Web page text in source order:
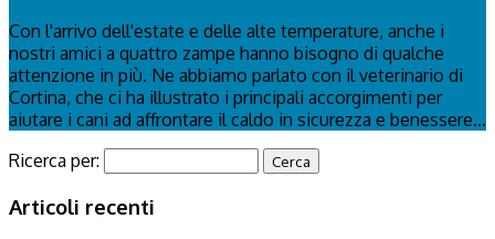
Con l'arrivo dell'estate e delle alte temperature, anche i
nostri amici a quattro zampe hanno bisogno di qualche
attenzione in più. Ne abbiamo parlato con il veterinario di
Cortina, che ci ha illustrato i principali accorgimenti per
aiutare i cani ad affrontare il caldo in sicurezza e benessere...
Ricerca per:
Articoli recenti